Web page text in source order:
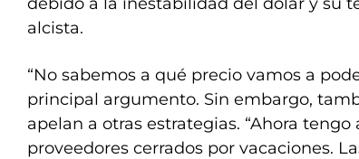
alcista.
“No sabemos a qué precio vamos a
principal argumento. Sin embargo,
apelan a otras estrategias. “Ahora
proveedores cerrados por vacaciones.